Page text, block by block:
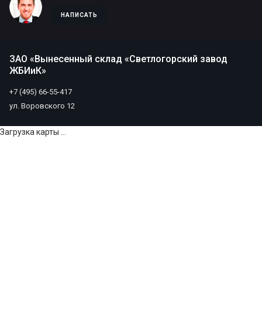
НАПИСАТЬ
ЗАО «Вынесенный склад «Светлогорский завод
ЖБИиК»
+7 (495) 66-55-417
ул. Воровского 12
Загрузка карты ...